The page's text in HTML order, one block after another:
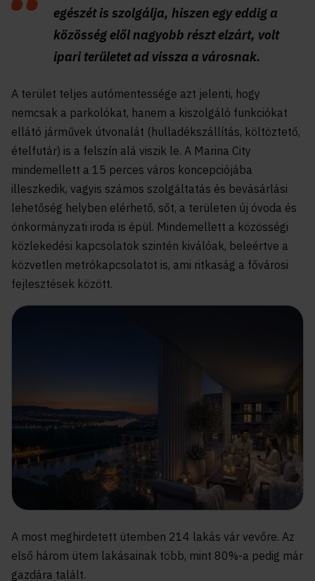
egészét is szolgálja, hiszen egy eddig a
közösség elől nagyobb részt elzárt, volt
ipari területet ad vissza a városnak.
A terület teljes autómentessége azt jelenti, hogy
nemcsak a parkolókat, hanem a kiszolgáló funkciókat
ellátó járművek útvonalát (hulladékszállítás, költöztető,
ételfutár) is a felszín alá viszik le. A Marina City
mindemellett a 15 perces város koncepciójába
illeszkedik, vagyis számos szolgáltatás és bevásárlási
lehetőség helyben elérhető, sőt, a területen új óvoda és
önkormányzati iroda is épül. Mindemellett a közösségi
közlekedési kapcsolatok szintén kiválóak, beleértve a
közvetlen metrókapcsolatot is, ami ritkaság a fővárosi
fejlesztések között.
A most meghirdetett ütemben 214 lakás vár vevőre. Az
első három ütem lakásainak több, mint 80%-a pedig már
gazdára talált.